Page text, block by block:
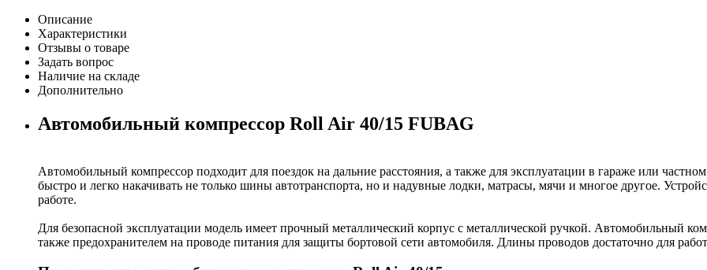
Описание
Характеристики
Отзывы о товаре
Задать вопрос
Наличие на складе
Дополнительно
Автомобильный компрессор Roll Air 40/15 FUBAG
Автомобильный компрессор подходит для поездок на дальние расстояния, а также для эксплуатации в гараже или
быстро и легко накачивать не только шины автотранспорта, но и надувные лодки, матрасы, мячи и многое другое.
работе.
Для безопасной эксплуатации модель имеет прочный металлический корпус с металлической ручкой. Автомобильный
также предохранителем на проводе питания для защиты бортовой сети автомобиля. Длины проводов достаточно для